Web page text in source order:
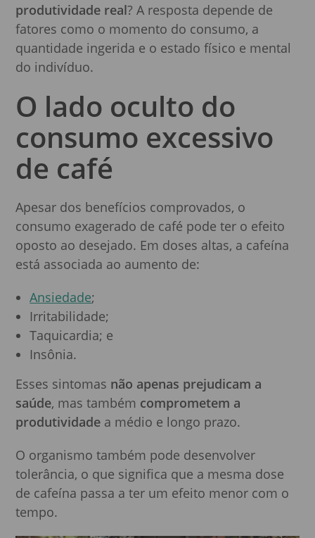
produtividade real? A resposta depende de
fatores como o momento do consumo, a
quantidade ingerida e o estado físico e mental
do indivíduo.
O lado oculto do
consumo excessivo
de café
Apesar dos benefícios comprovados, o
consumo exagerado de café pode ter o efeito
oposto ao desejado. Em doses altas, a cafeína
está associada ao aumento de:
Ansiedade;
Irritabilidade;
Taquicardia; e
Insônia.
Esses sintomas não apenas prejudicam a
saúde, mas também comprometem a
produtividade a médio e longo prazo.
O organismo também pode desenvolver
tolerância, o que significa que a mesma dose
de cafeína passa a ter um efeito menor com o
tempo.